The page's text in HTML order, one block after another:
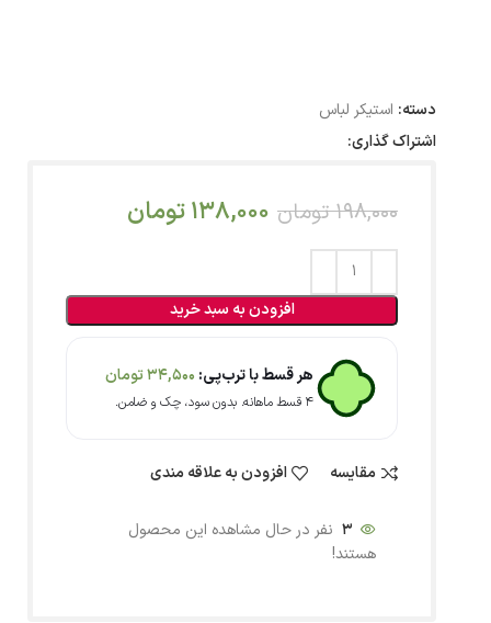
دسته: استیکر لباس
اشتراک گذاری:
198,000 تومان 138,000تومان
افزودن به سبد خرید
هر قسط با ترب‌پی: 34,500تومان
۴ قسط ماهانه. بدون سود، چک و ضامن.
مقایسه افزودن به علاقه مندی
3 نفر در حال مشاهده این محصول
هستند!